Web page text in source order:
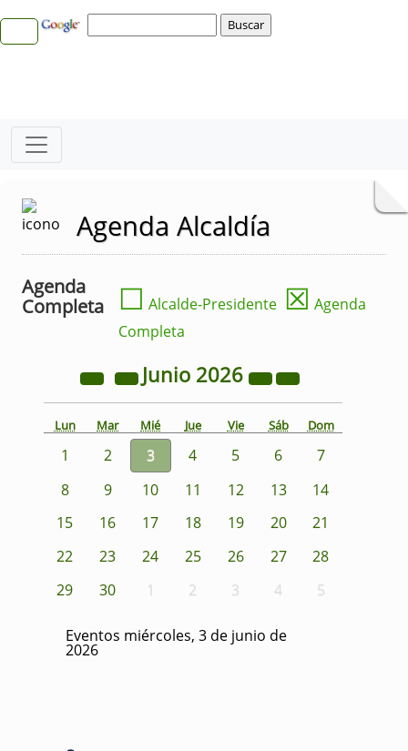
Agenda Alcaldía
Agenda
Completa
☐ Alcalde-Presidente ☒ Agenda
Completa
Junio 2026
Lun Mar Mié Jue Vie Sáb Dom
1 2 3 4 5 6
7
8
9 10 11 12 13
14
15
16 17 18 19 20
21
22
23 24 25 26 27
28
29
30 1 2 3 4 5
Eventos miércoles, 3 de junio de
2026